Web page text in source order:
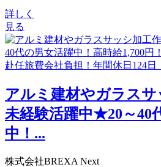
詳しく
見る
アルミ建材やガラスサ
未経験活躍中★20～40
中！...
株式会社BREXA Next